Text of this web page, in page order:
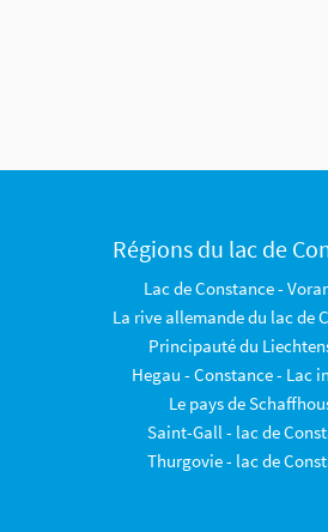
Régions du lac de
Lac de Constance -
La rive allemande du lac de
Principauté du
Hegau - Constance - Lac
Le pays de
Saint-Gall - lac de
Thurgovie - lac de